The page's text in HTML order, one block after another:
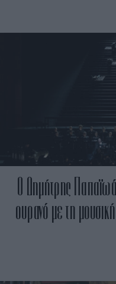
Ο Δημήτρης
ουρανό με τη